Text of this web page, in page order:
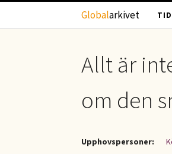
Hoppa till huvudinnehåll
Globalarkivet
Allt är
om den
Upphovspersoner: